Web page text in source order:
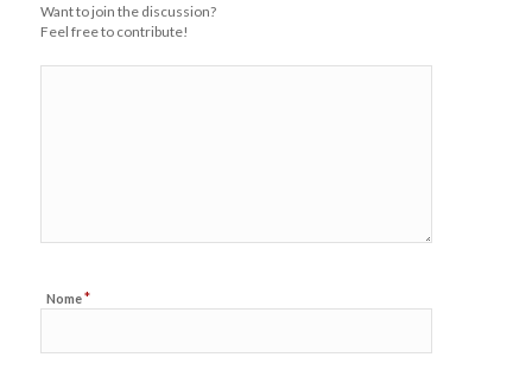
Want to join the discussion?
Feel free to contribute!
Nome*